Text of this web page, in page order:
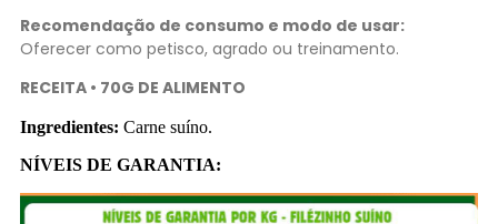
Recomendação de consumo e modo de usar:
Oferecer como petisco, agrado ou treinamento.
RECEITA • 70G DE ALIMENTO
Ingredientes: Carne suíno.
NÍVEIS DE GARANTIA: